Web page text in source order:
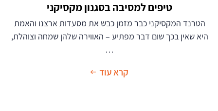
טיפים למסיבה בסגנון מקסיקני
הטרנד המקסיקני כבר מזמן כבש את מסעדות ארצנו והאמת
היא שאין בכך שום דבר מפתיע – האווירה שלהן שמחה וצוהלת,
…
קרא עוד